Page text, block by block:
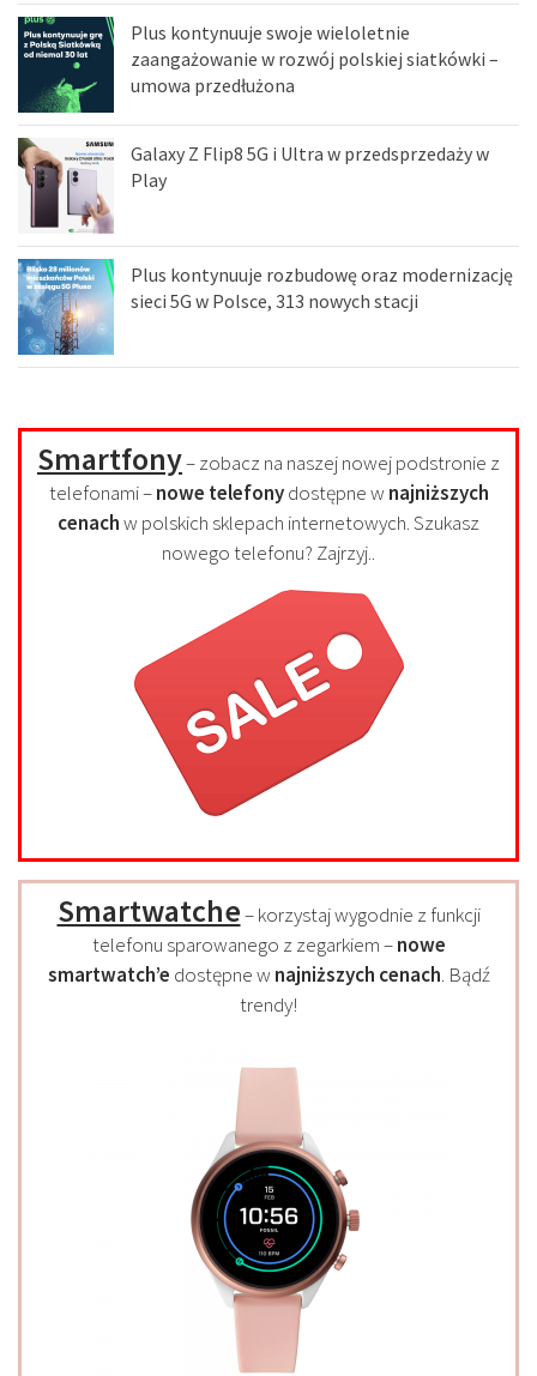
Plus kontynuuje swoje wieloletnie
zaangażowanie w rozwój polskiej siatkówki –
umowa przedłużona
Galaxy Z Flip8 5G i Ultra w przedsprzedaży w
Play
Plus kontynuuje rozbudowę oraz modernizację
sieci 5G w Polsce, 313 nowych stacji
Smartfony– zobacz na naszej nowej podstronie z
telefonami –nowe telefonydostępne w najniższych
cenachw polskich sklepach internetowych. Szukasz
nowego telefonu? Zajrzyj..
Smartwatche– korzystaj wygodnie z funkcji
telefonu sparowanego z zegarkiem –nowe
smartwatch’e dostępne w najniższych cenach. Bądź
trendy!